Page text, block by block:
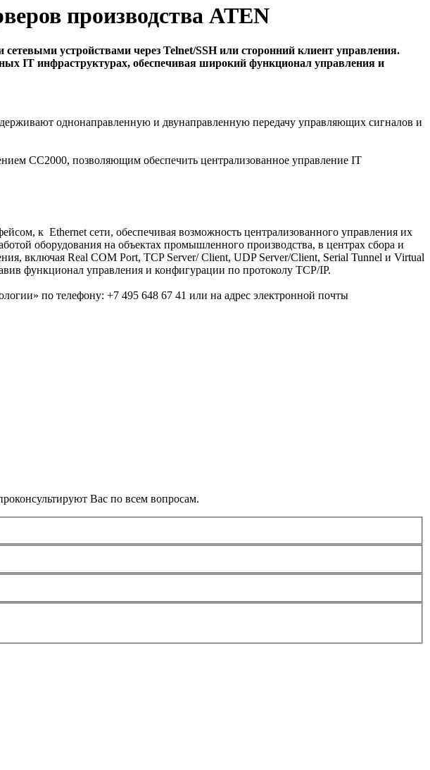
производства ATEN
устройствами через Telnet/SSH или сторонний клиент управления.
IT инфраструктурах, обеспечивая широкий функционал управления и
однонаправленную и двунаправленную передачу управляющих сигналов и
CC2000, позволяющим обеспечить централизованное управление IT
к Ethernet сети, обеспечивая возможность централизованного управления их
оборудования на объектах промышленного производства, в центрах сбора и
включая Real COM Port, TCP Server/ Client, UDP Server/Client, Serial Tunnel и Virtual
функционал управления и конфигурации по протоколу TCP/IP.
по телефону: +7 495 648 67 41 или на адрес электронной почты
Вас по всем вопросам.